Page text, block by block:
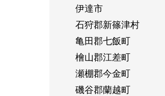
伊達市
石狩郡新篠津村
亀田郡七飯町
檜山郡江差町
瀬棚郡今金町
磯谷郡蘭越町